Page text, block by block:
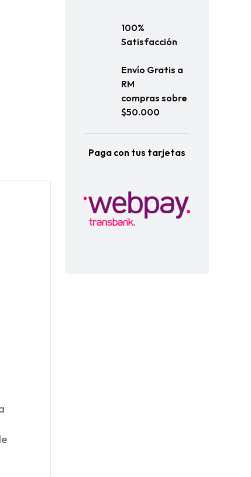
100%
Satisfacción
Envío Gratis a
RM
compras sobre
$50.000
Paga con tus tarjetas